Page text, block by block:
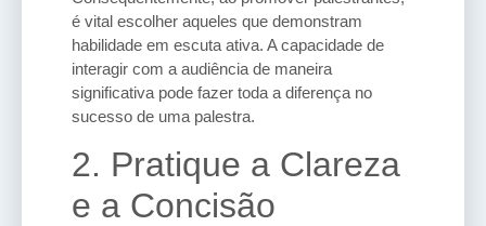
é vital escolher aqueles que demonstram
habilidade em escuta ativa. A capacidade de
interagir com a audiência de maneira
significativa pode fazer toda a diferença no
sucesso de uma palestra.
2. Pratique a Clareza
e a Concisão